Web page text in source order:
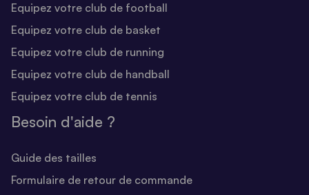
Equipez votre club de football
Equipez votre club de basket
Equipez votre club de running
Equipez votre club de handball
Equipez votre club de tennis
Besoin d'aide ?
Guide des tailles
Formulaire de retour de commande